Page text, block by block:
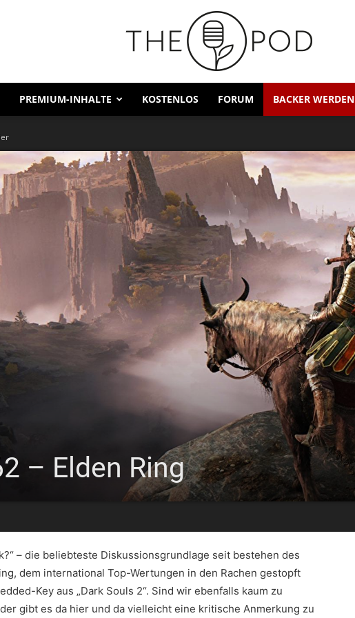
PREMIUM-INHALTE KOSTENLOS FORUM BACKER WERDEN
– Elden Ring
– die beliebteste Diskussionsgrundlage seit bestehen des
dem international Top-Wertungen in den Rachen gestopft
Key aus „Dark Souls 2“. Sind wir ebenfalls kaum zu
gibt es da hier und da vielleicht eine kritische Anmerkung zu